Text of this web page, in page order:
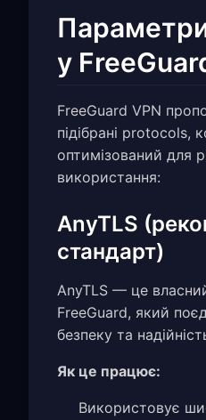
у
FreeGuard VPN
підібрані protocols,
оптимізований для
використання:
AnyTLS
стандарт)
AnyTLS — це
FreeGuard, який
безпеку та
Як це працює:
Використовує